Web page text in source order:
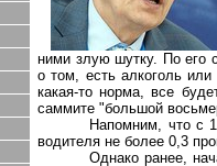
ними злую шутку. По его
о том, есть алкоголь
какая-то норма, все
саммите "большой
Напомним, что с
водителя не более 0,3
Однако ранее,